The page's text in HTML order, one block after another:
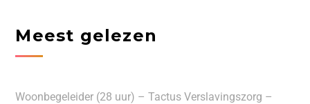
Meest gelezen
Woonbegeleider (28 uur) – Tactus Verslavingszorg –